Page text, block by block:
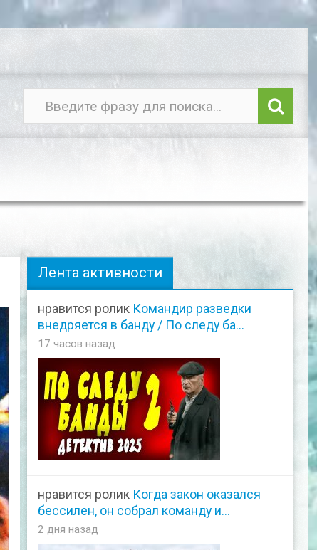
Лента активности
нравится ролик Командир разведки
внедряется в банду / По следу ба...
17 часов назад
нравится ролик Когда закон оказался
бессилен, он собрал команду и...
2 дня назад